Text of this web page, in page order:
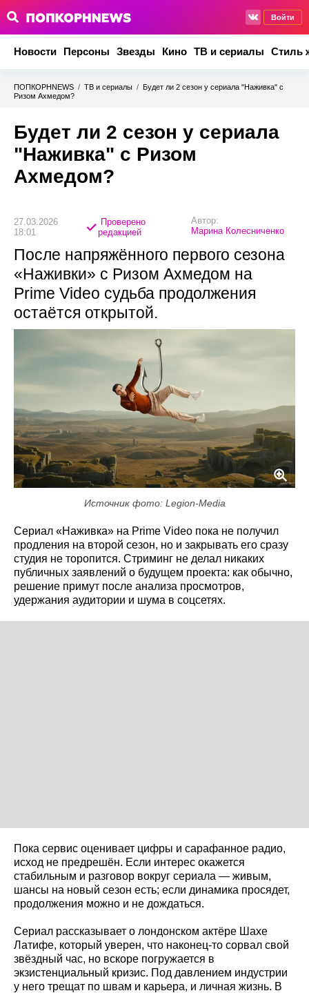
Войти
Новости Персоны Звезды Кино ТВ и сериалы Стиль
ПОПКОРНNEWS / ТВ и сериалы / Будет ли 2 сезон у сериала "Наживка" с
Ризом Ахмедом?
Будет ли 2 сезон у сериала
"Наживка" с Ризом
Ахмедом?
27.03.2026
18:01
Проверено
редакцией
Автор:
Марина Колесниченко
После напряжённого первого сезона
«Наживки» с Ризом Ахмедом на
Prime Video судьба продолжения
остаётся открытой.
Источник фото: Legion-Media
Сериал «Наживка» на Prime Video пока не получил
продления на второй сезон, но и закрывать его сразу
студия не торопится. Стриминг не делал никаких
публичных заявлений о будущем проекта: как обычно,
решение примут после анализа просмотров,
удержания аудитории и шума в соцсетях.
Пока сервис оценивает цифры и сарафанное радио,
исход не предрешён. Если интерес окажется
стабильным и разговор вокруг сериала — живым,
шансы на новый сезон есть; если динамика просядет,
продолжения можно и не дождаться.
Сериал рассказывает о лондонском актёре Шахе
Латифе, который уверен, что наконец-то сорвал свой
звёздный час, но вскоре погружается в
экзистенциальный кризис. Под давлением индустрии
у него трещат по швам и карьера, и личная жизнь. В